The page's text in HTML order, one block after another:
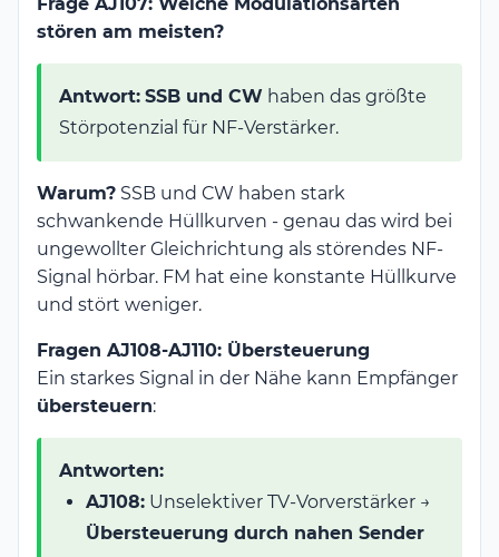
stören am meisten?
Antwort: SSB und CW haben das größte
Störpotenzial für NF-Verstärker.
Warum? SSB und CW haben stark
schwankende Hüllkurven - genau das wird bei
ungewollter Gleichrichtung als störendes NF-
Signal hörbar. FM hat eine konstante Hüllkurve
und stört weniger.
Fragen AJ108-AJ110: Übersteuerung
Ein starkes Signal in der Nähe kann Empfänger
übersteuern:
Antworten:
AJ108: Unselektiver TV-Vorverstärker →
Übersteuerung durch nahen Sender